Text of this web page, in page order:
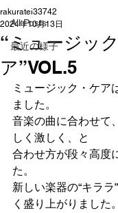
All Posts
最近の様子
“ミュージッ
ア”VOL.5
rakuratei33742
2024年10月13日
ミュージック・ケア
ました。
音楽の曲に合わせて
しく激しく、と
合わせ方が段々高度
た。
新しい楽器の“キラ
く盛り上がりました。